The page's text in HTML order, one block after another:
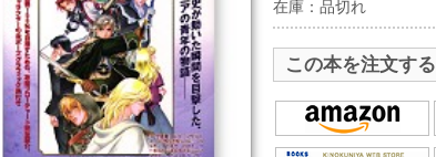
在庫：品切れ
この本を注文する